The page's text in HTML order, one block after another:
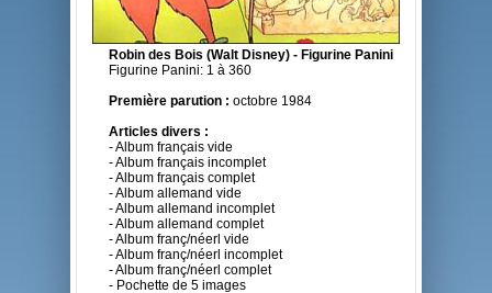
Robin des Bois (Walt Disney) - Figurine Panini
Figurine Panini: 1 à 360
Première parution : octobre 1984
Articles divers :
- Album français vide
- Album français incomplet
- Album français complet
- Album allemand vide
- Album allemand incomplet
- Album allemand complet
- Album franç/néerl vide
- Album franç/néerl incomplet
- Album franç/néerl complet
- Pochette de 5 images